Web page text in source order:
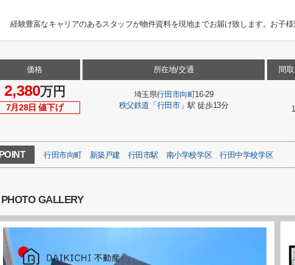
経験豊富なキャリアのあるスタッフが物件資料を現地までお届け致します。お子
価格
2,380万円
7月28日 値下げ
所在地/交通
埼玉県行田市向町16-29
秩父鉄道 「 行田市」駅 徒歩13分
間
POINT 行田市向町 新築戸建 行田市駅 南小学校学区 行田中学校学区
PHOTO GALLERY